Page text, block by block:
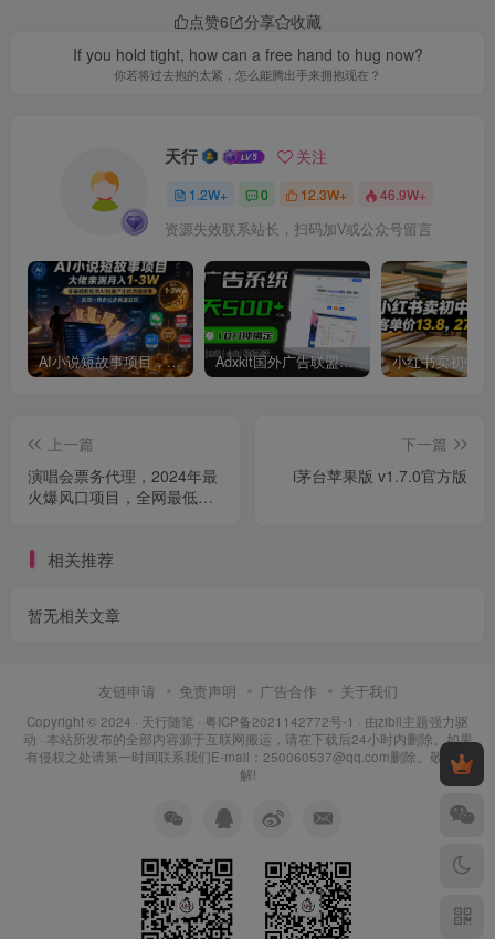
点赞6 分享
收藏
If you hold tight, how can a free hand to hug now?
你若将过去抱的太紧，怎么能腾出手来拥抱现在？
天行 关注
1.2W+ 0 12.3W+ 46.9W+
资源失效联系站长，扫码加V或公众号留言
AI小说短故事项目，大佬亲测月入1-3W，零基础教你用AI批量产出优质短故事，实现一稿多吃多渠道变现 Adxkit国外广告联盟系统，一天上500+广告，让你的投放更加高效简单！
上一篇
演唱会票务代理，2024年最
火爆风口项目，全网最低的
下一篇
i茅台苹果版 v1.7.0官方版
相关推荐
暂无相关文章
友链申请 免责声明 广告合作 关于我们
Copyright © 2024 · 天行随笔 · 粤ICP备2021142772号-1 · 由zibll主题强力驱
动 · 本站所发布的全部内容源于互联网搬运，请在下载后24小时内删除。如果
有侵权之处请第一时间联系我们E-mail：250060537@qq.com删除。敬请谅
解!